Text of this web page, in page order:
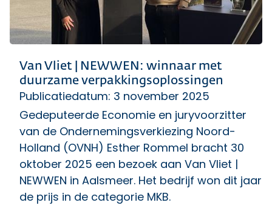
Van Vliet | NEWWEN: winnaar met
duurzame verpakkingsoplossingen
Publicatiedatum: 3 november 2025
Gedeputeerde Economie en juryvoorzitter
van de Ondernemingsverkiezing Noord-
Holland (OVNH) Esther Rommel bracht 30
oktober 2025 een bezoek aan Van Vliet |
NEWWEN in Aalsmeer. Het bedrijf won dit jaar
de prijs in de categorie MKB.